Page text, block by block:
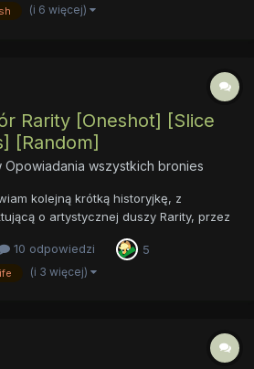
po dostaniu skrzydeł. Z Pinkie za bar...
(i 6 więcej)
Rarity [Oneshot] [Slice
[Random]
Opowiadania wszystkich bronies
kolejną krótką historyjkę, z
o artystycznej duszy Rarity, przez
nadinterpretacje, jeśli w grę wejdą nie
Sprawdźcie sami co t...
10 odpowiedzi 5
(i 3 więcej)